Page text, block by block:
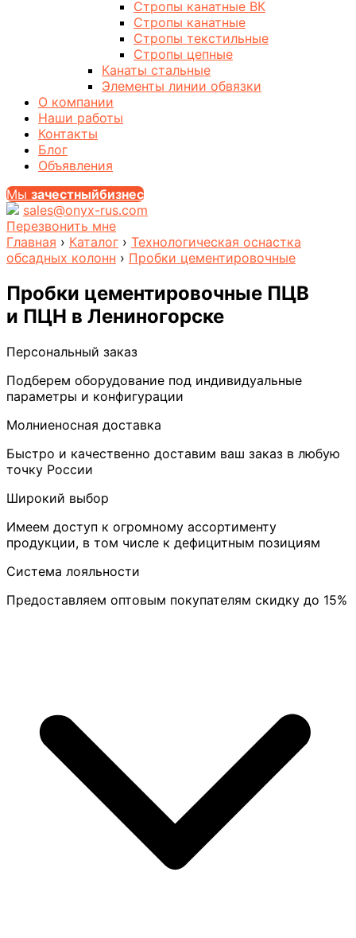
Стропы канатные ВК
Стропы канатные
Стропы текстильные
Стропы цепные
Канаты стальные
Элементы линии обвязки
О компании
Наши работы
Контакты
Блог
Объявления
Мы зачестныйбизнес
sales@onyx-rus.com
Перезвонить мне
Главная › Каталог › Технологическая оснастка
обсадных колонн › Пробки цементировочные
Пробки цементировочные ПЦВ
и ПЦН в Лениногорске
Персональный заказ
Подберем оборудование под индивидуальные
параметры и конфигурации
Молниеносная доставка
Быстро и качественно доставим ваш заказ в любую
точку России
Широкий выбор
Имеем доступ к огромному ассортименту
продукции, в том числе к дефицитным позициям
Система лояльности
Предоставляем оптовым покупателям скидку до 15%